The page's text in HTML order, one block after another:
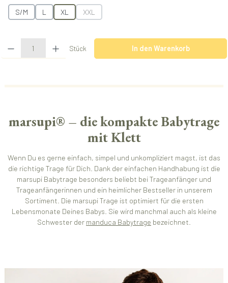
S/M L XL XXL
(Diese Option ist zurzeit nicht verfügbar.)
Produkt Anzahl: Gib den gewünschten Wert ein oder benutze die
Stück In den Warenkorb
marsupi® – die kompakte Babytrage
mit Klett
Wenn Du es gerne einfach, simpel und unkompliziert magst, ist das
die richtige Trage für Dich. Dank der einfachen Handhabung ist die
marsupi Babytrage besonders beliebt bei Trageanfänger und
Trageanfängerinnen und ein heimlicher Bestseller in unserem
Sortiment. Die marsupi Trage ist optimiert für die ersten
Lebensmonate Deines Babys. Sie wird manchmal auch als kleine
Schwester der manduca Babytrage bezeichnet.